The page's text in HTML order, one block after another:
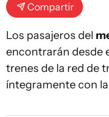
Compartir
Los pasajeros del
encontrarán desde
trenes de la red de
íntegramente con la